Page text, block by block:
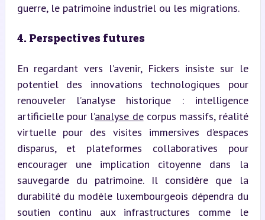
guerre, le patrimoine industriel ou les migrations.
4. Perspectives futures
En regardant vers l’avenir, Fickers insiste sur le
potentiel des innovations technologiques pour
renouveler l’analyse historique : intelligence
artificielle pour l’analyse de corpus massifs, réalité
virtuelle pour des visites immersives d’espaces
disparus, et plateformes collaboratives pour
encourager une implication citoyenne dans la
sauvegarde du patrimoine. Il considère que la
durabilité du modèle luxembourgeois dépendra du
soutien continu aux infrastructures comme le